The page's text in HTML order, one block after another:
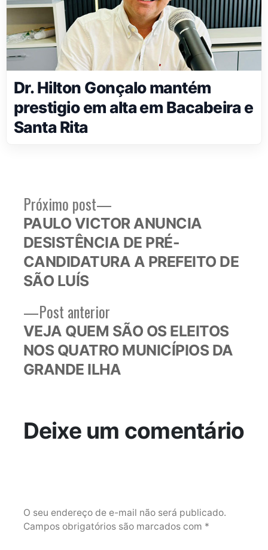
Dr. Hilton Gonçalo mantém
prestigio em alta em Bacabeira e
Santa Rita
Navegação
de
Post
Post anteriorPost
anterior:
VEJA QUEM SÃO OS ELEITOS
NOS QUATRO MUNICÍPIOS DA
GRANDE ILHA
Próximo post
Próximo
post:
PAULO VICTOR ANUNCIA
DESISTÊNCIA DE PRÉ-
CANDIDATURA A PREFEITO DE
SÃO LUÍS
Deixe um comentário
O seu endereço de e-mail não será publicado.
Campos obrigatórios são marcados com *